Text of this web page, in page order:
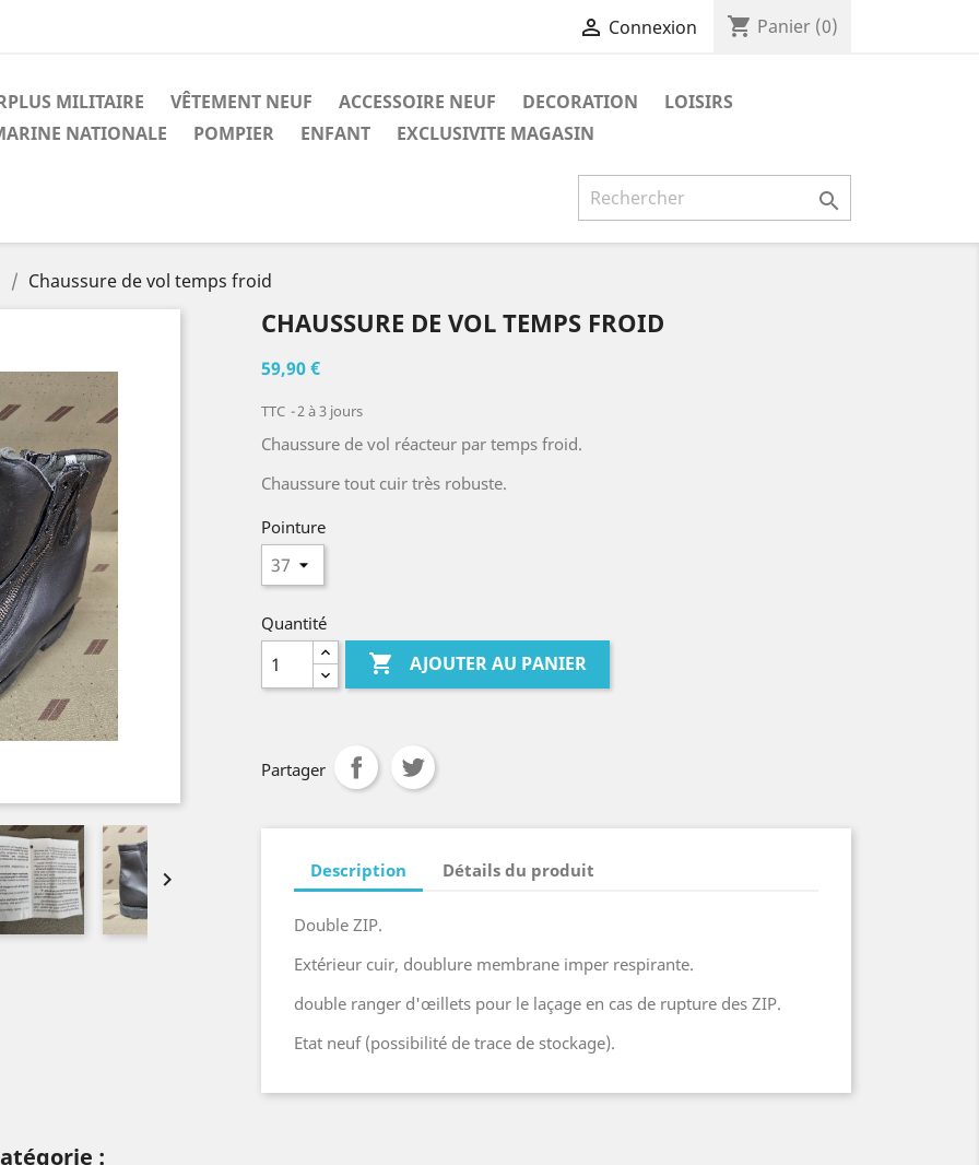
 Connexion shopping_cart Panier (0)
MILITAIRE VÊTEMENT NEUF ACCESSOIRE NEUF DECORATION
LOISIRS
NATIONALE
POMPIER ENFANT EXCLUSIVITE MAGASIN

Chaussure de vol temps froid

CHAUSSURE DE VOL TEMPS FROID
59,90 €
TTC 2 à 3 jours
Chaussure de vol réacteur par temps froid.
Chaussure tout cuir très robuste.
Pointure
Quantité
 AJOUTER AU PANIER
Partager
Description Détails du produit
Double ZIP.
Extérieur cuir, doublure membrane imper respirante.
double ranger d'œillets pour le laçage en cas de rupture des ZIP.
Etat neuf (possibilité de trace de stockage).
: